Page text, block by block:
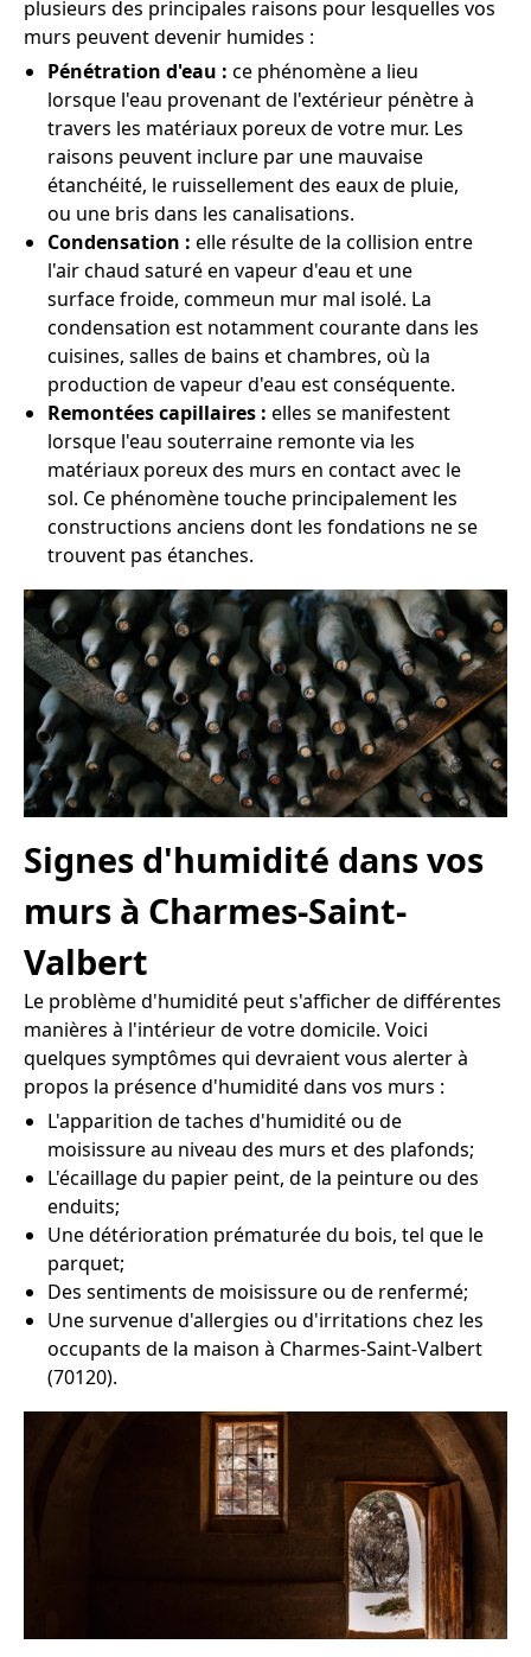
plusieurs des principales raisons pour lesquelles vos
murs peuvent devenir humides :
Pénétration d'eau : ce phénomène a lieu
lorsque l'eau provenant de l'extérieur pénètre à
travers les matériaux poreux de votre mur. Les
raisons peuvent inclure par une mauvaise
étanchéité, le ruissellement des eaux de pluie,
ou une bris dans les canalisations.
Condensation : elle résulte de la collision entre
l'air chaud saturé en vapeur d'eau et une
surface froide, commeun mur mal isolé. La
condensation est notamment courante dans les
cuisines, salles de bains et chambres, où la
production de vapeur d'eau est conséquente.
Remontées capillaires : elles se manifestent
lorsque l'eau souterraine remonte via les
matériaux poreux des murs en contact avec le
sol. Ce phénomène touche principalement les
constructions anciens dont les fondations ne se
trouvent pas étanches.
Signes d'humidité dans vos
murs à Charmes-Saint-
Valbert
Le problème d'humidité peut s'afficher de différentes
manières à l'intérieur de votre domicile. Voici
quelques symptômes qui devraient vous alerter à
propos la présence d'humidité dans vos murs :
L'apparition de taches d'humidité ou de
moisissure au niveau des murs et des plafonds;
L'écaillage du papier peint, de la peinture ou des
enduits;
Une détérioration prématurée du bois, tel que le
parquet;
Des sentiments de moisissure ou de renfermé;
Une survenue d'allergies ou d'irritations chez les
occupants de la maison à Charmes-Saint-Valbert
(70120).